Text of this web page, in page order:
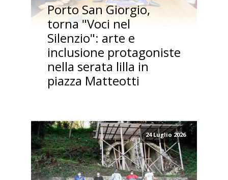
Porto San Giorgio,
torna "Voci nel
Silenzio": arte e
inclusione protagoniste
nella serata lilla in
piazza Matteotti
24 Luglio 2026